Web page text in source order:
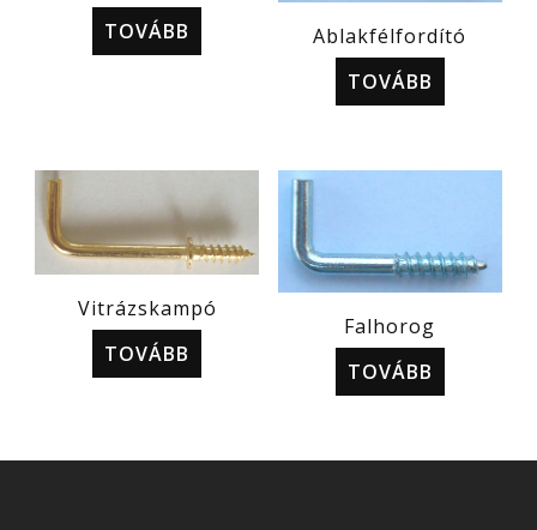
TOVÁBB
Ablakfélfordító
TOVÁBB
Vitrázskampó
TOVÁBB
Falhorog
TOVÁBB